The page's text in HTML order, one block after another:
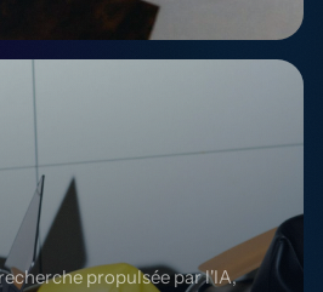
propulsée par l'IA,